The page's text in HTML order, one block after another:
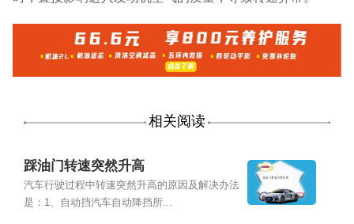
相关阅读
踩油门转速突然升高
汽车行驶过程中转速突然升高的原因及解决办法
是：1、自动挡汽车自动降挡所...